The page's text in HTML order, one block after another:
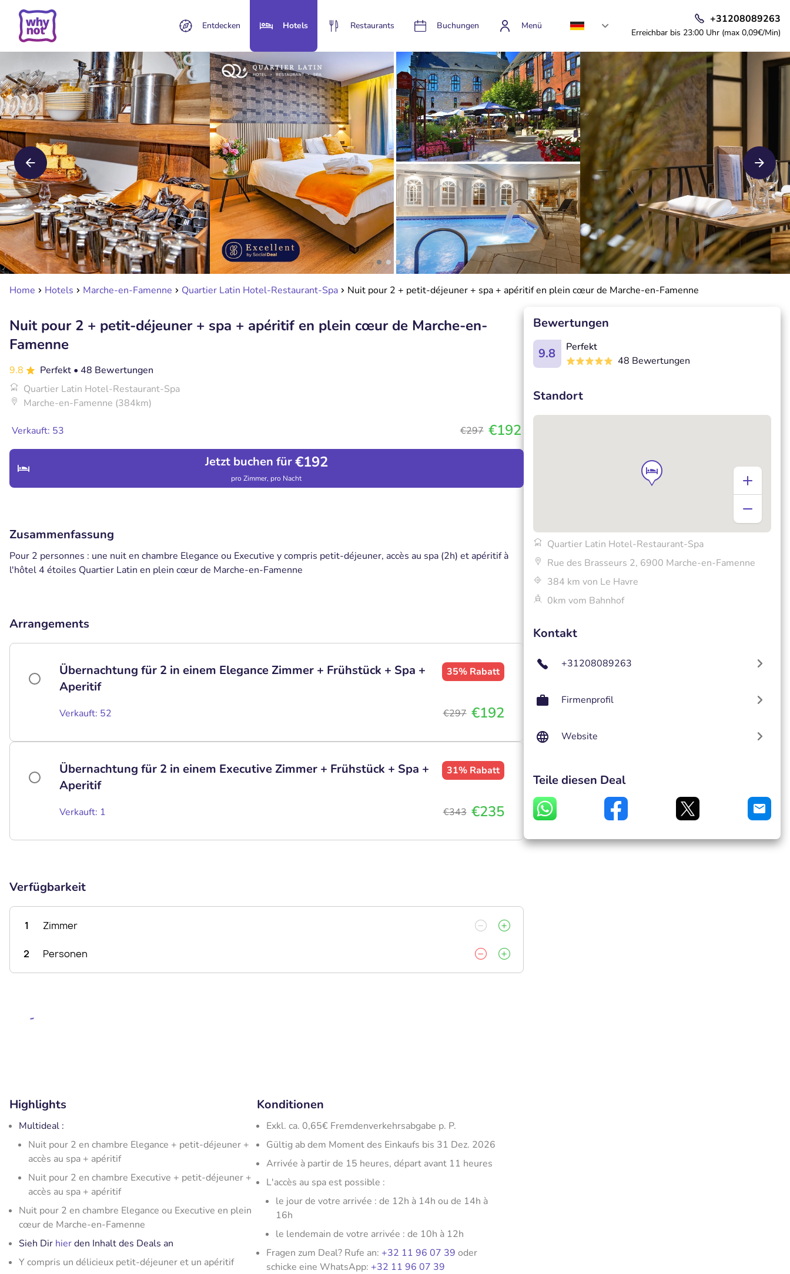
Entdecken Hotels Restaurants Buchungen Menü
+31208089263
Erreichbar bis 23:00 Uhr (max 0,09€/Min)
Home Hotels Marche-en-Famenne Quartier Latin Hotel-Restaurant-Spa Nuit pour 2 + petit-déjeuner + spa + apéritif en plein cœur de Marche-en-Famenne
Nuit pour 2 + petit-déjeuner + spa + apéritif en plein cœur de Marche-en-
Famenne
9.8 Perfekt • 48 Bewertungen
Quartier Latin Hotel-Restaurant-Spa
Marche-en-Famenne (384km)
Verkauft: 53 €297 €192
Jetzt buchen für€192
pro Zimmer, pro Nacht
Zusammenfassung
Pour 2 personnes : une nuit en chambre Elegance ou Executive y compris petit-déjeuner, accès au spa (2h) et apéritif à
l'hôtel 4 étoiles Quartier Latin en plein cœur de Marche-en-Famenne
Arrangements
Übernachtung für 2 in einem Elegance Zimmer + Frühstück + Spa +
Aperitif
35% Rabatt
Verkauft: 52 €297 €192
Übernachtung für 2 in einem Executive Zimmer + Frühstück + Spa +
Aperitif
31% Rabatt
Verkauft: 1 €343 €235
Verfügbarkeit
1 Zimmer
2 Personen
Highlights
Multideal :
Nuit pour 2 en chambre Elegance + petit-déjeuner +
accès au spa + apéritif
Nuit pour 2 en chambre Executive + petit-déjeuner +
accès au spa + apéritif
Nuit pour 2 en chambre Elegance ou Executive en plein
cœur de Marche-en-Famenne
Sieh Dir hierden Inhalt des Deals an
Y compris un délicieux petit-déjeuner et un apéritif
Konditionen
Exkl. ca. 0,65€ Fremdenverkehrsabgabe p. P.
Gültig ab dem Moment des Einkaufs bis 31 Dez. 2026
Arrivée à partir de 15 heures, départ avant 11 heures
L'accès au spa est possible :
le jour de votre arrivée : de 12h à 14h ou de 14h à
16h
le lendemain de votre arrivée : de 10h à 12h
Fragen zum Deal? Rufe an: +32 11 96 07 39 oder
schicke eine WhatsApp: +32 11 96 07 39
Bewertungen
9.8
Perfekt
48 Bewertungen
Standort
Quartier Latin Hotel-Restaurant-Spa
Rue des Brasseurs 2, 6900 Marche-en-Famenne
384 km von Le Havre
0km vom Bahnhof
Kontakt
+31208089263
Firmenprofil
Website
Teile diesen Deal